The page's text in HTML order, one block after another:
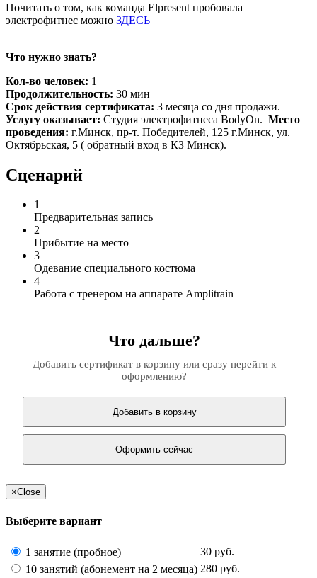
Почитать о том, как команда Elpresent пробовала
электрофитнес можно ЗДЕСЬ
Что нужно знать?
Кол-во человек: 1
Продолжительность: 30 мин
Срок действия сертификата: 3 месяца со дня продажи.
Услугу оказывает: Студия электрофитнеса BodyOn. Место
проведения: г.Минск, пр-т. Победителей, 125 г.Минск, ул.
Октябрьская, 5 ( обратный вход в КЗ Минск).
Сценарий
1
Предварительная запись
2
Прибытие на место
3
Одевание специального костюма
4
Работа с тренером на аппарате Amplitrain
Что дальше?
Добавить сертификат в корзину или сразу перейти к
оформлению?
Добавить в корзину
Оформить сейчас
×Close
Выберите вариант
1 занятие (пробное)
30 руб.
10 занятий (абонемент на 2 месяца) 280 руб.